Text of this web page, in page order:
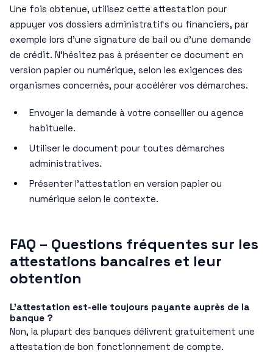
Une fois obtenue, utilisez cette attestation pour
appuyer vos dossiers administratifs ou financiers, par
exemple lors d’une signature de bail ou d’une demande
de crédit. N’hésitez pas à présenter ce document en
version papier ou numérique, selon les exigences des
organismes concernés, pour accélérer vos démarches.
Envoyer la demande à votre conseiller ou agence
habituelle.
Utiliser le document pour toutes démarches
administratives.
Présenter l’attestation en version papier ou
numérique selon le contexte.
FAQ – Questions fréquentes sur les
attestations bancaires et leur
obtention
L’attestation est-elle toujours payante auprès de la
banque ?
Non, la plupart des banques délivrent gratuitement une
attestation de bon fonctionnement de compte.